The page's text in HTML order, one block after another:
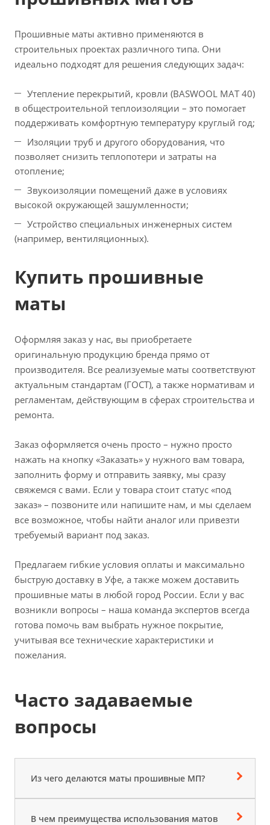
Прошивные маты активно применяются в
строительных проектах различного типа. Они
идеально подходят для решения следующих задач:
Утепление перекрытий, кровли (BASWOOL МАТ 40)
в общестроительной теплоизоляции – это помогает
поддерживать комфортную температуру круглый год;
Изоляции труб и другого оборудования, что
позволяет снизить теплопотери и затраты на
отопление;
Звукоизоляции помещений даже в условиях
высокой окружающей зашумленности;
Устройство специальных инженерных систем
(например, вентиляционных).
Купить прошивные
маты
Оформляя заказ у нас, вы приобретаете
оригинальную продукцию бренда прямо от
производителя. Все реализуемые маты соответствуют
актуальным стандартам (ГОСТ), а также нормативам и
регламентам, действующим в сферах строительства и
ремонта.
Заказ оформляется очень просто – нужно просто
нажать на кнопку «Заказать» у нужного вам товара,
заполнить форму и отправить заявку, мы сразу
свяжемся с вами. Если у товара стоит статус «под
заказ» – позвоните или напишите нам, и мы сделаем
все возможное, чтобы найти аналог или привезти
требуемый вариант под заказ.
Предлагаем гибкие условия оплаты и максимально
быструю доставку в Уфе, а также можем доставить
прошивные маты в любой город России. Если у вас
возникли вопросы – наша команда экспертов всегда
готова помочь вам выбрать нужное покрытие,
учитывая все технические характеристики и
пожелания.
Часто задаваемые
вопросы
Из чего делаются маты прошивные МП?
В чем преимущества использования матов